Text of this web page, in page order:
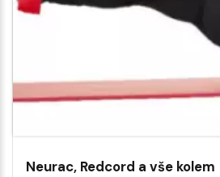
Neurac, Redcord a vše kolem